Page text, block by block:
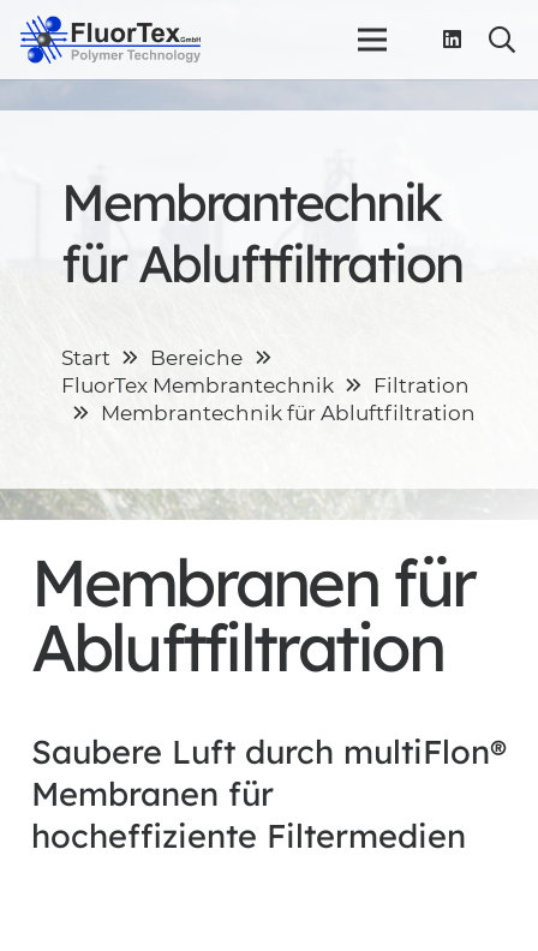
Membrantechnik
für Abluft­filtration
Start
Bereiche
FluorTex Membran­technik
Filtration
Membrantechnik für Abluft­filtration
Membranen für
Abluftfiltration
Saubere Luft durch multiFlon®
Membranen für
hocheffiziente Filtermedien